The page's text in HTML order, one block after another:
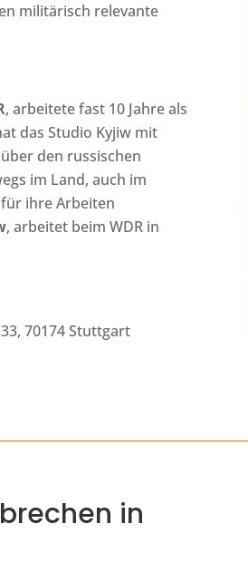
militärisch relevante
, arbeitete fast 10 Jahre als
das Studio Kyjiw mit
den russischen
im Land, auch im
ihre Arbeiten
, arbeitet beim WDR in
70174 Stuttgart
in